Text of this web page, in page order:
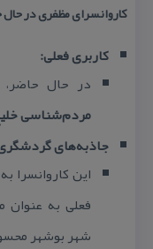
كاروانسرای مظفری در
كاربری فعلی:
در حال حاضر،
مردم‌شناسی
جاذبه‌های
این كاروانسرا
فعلی به عنوان
شهر بوشهر